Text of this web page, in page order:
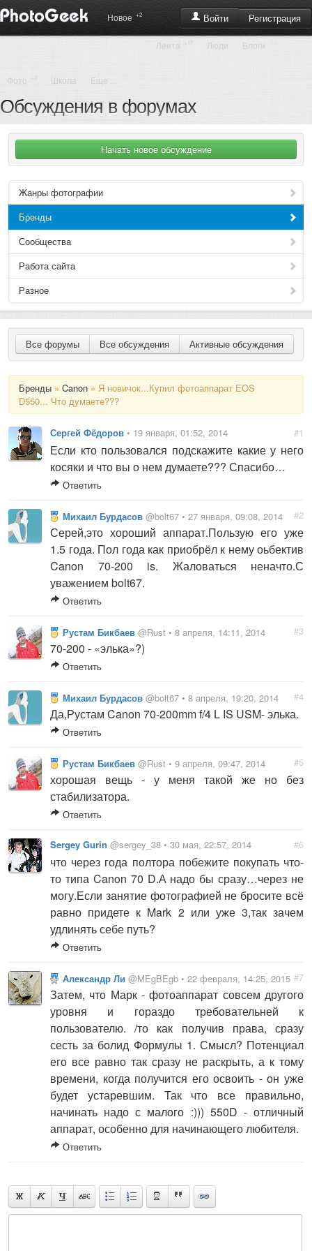
Войти Регистрация
Новое +2
Лента +17 Люди Блоги
Фото Школа Еще ...
Обсуждения в форумах
Жанры фотографии
Бренды
Сообщества
Работа сайта
Разное
Все форумы Все обсуждения Активные обсуждения
Бренды » Canon » Я новичок...Купил фотоаппарат EOS
D550... Что думаете???
Сергей Фёдоров • 19 января, 01:52, 2014 #1
Если кто пользовался подскажите какие у него
косяки и что вы о нем думаете??? Спасибо…
Ответить
Михаил Бурдасов @bolt67 • 27 января, 09:08, 2014 #2
Серей,это хороший аппарат.Пользую его уже
1.5 года. Пол года как приобрёл к нему оьбектив
Canon 70-200 is. Жаловаться неначто.С
уважением bolt67.
Ответить
Рустам Бикбаев @Rust • 8 апреля, 14:11, 2014 #3
70-200 - «элька»?)
Ответить
Михаил Бурдасов @bolt67 • 8 апреля, 19:20, 2014 #4
Да,Рустам Canon 70-200mm f/4 L IS USM- элька.
Ответить
Рустам Бикбаев @Rust • 9 апреля, 09:47, 2014 #5
хорошая вещь - у меня такой же но без
стабилизатора.
Ответить
Sergey Gurin @sergey_38 • 30 мая, 22:57, 2014 #6
что через года полтора побежите покупать что-
то типа Canon 70 D.А надо бы сразу…через не
могу.Если занятие фотографией не бросите всё
равно придете к Mark 2 или уже 3,так зачем
удлинять себе путь?
Ответить
Александр Ли @MEgBEgb • 22 февраля, 14:25, 2015 #7
Затем, что Марк - фотоаппарат совсем другого
уровня и гораздо требовательней к
пользователю. /то как получив права, сразу
сесть за болид Формулы 1. Смысл? Потенциал
его все равно так сразу не раскрыть, а к тому
времени, когда получится его освоить - он уже
будет устаревшим. Так что все правильно,
начинать надо с малого :))) 550D - отличный
аппарат, особенно для начинающего любителя.
Ответить